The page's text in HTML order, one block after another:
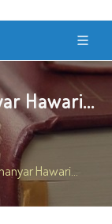
Hawari...
Hawari...